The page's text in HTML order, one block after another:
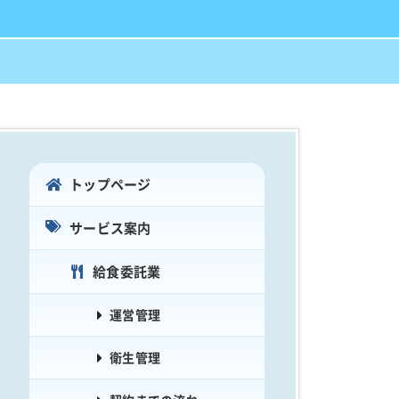
トップページ
サービス案内
給食委託業
運営管理
衛生管理